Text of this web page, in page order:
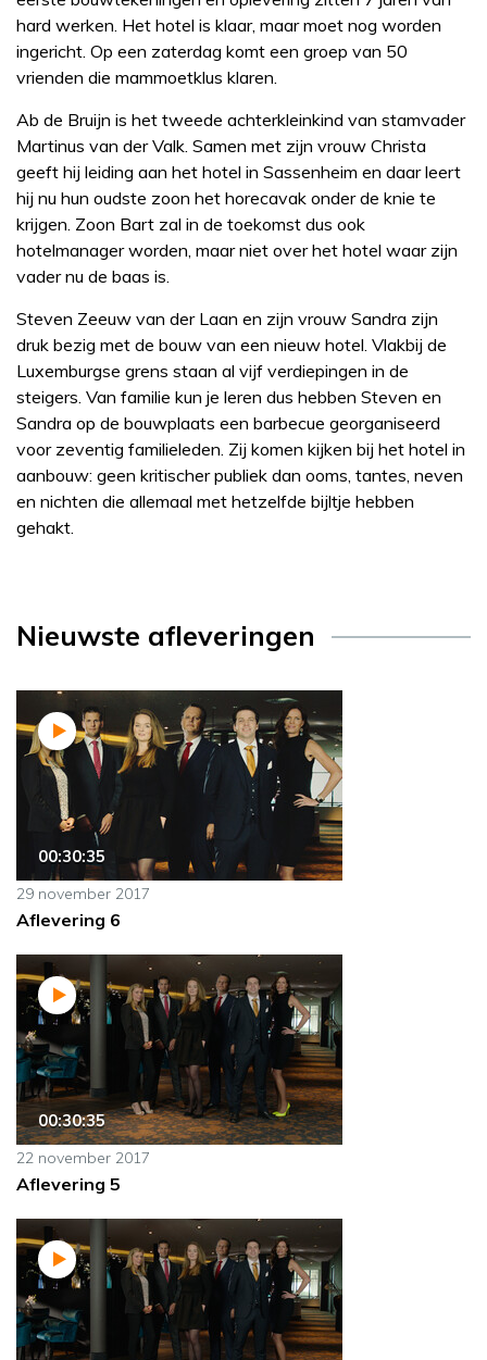
hard werken. Het hotel is klaar, maar moet nog worden
ingericht. Op een zaterdag komt een groep van 50
vrienden die mammoetklus klaren.
Ab de Bruijn is het tweede achterkleinkind van stamvader
Martinus van der Valk. Samen met zijn vrouw Christa
geeft hij leiding aan het hotel in Sassenheim en daar leert
hij nu hun oudste zoon het horecavak onder de knie te
krijgen. Zoon Bart zal in de toekomst dus ook
hotelmanager worden, maar niet over het hotel waar zijn
vader nu de baas is.
Steven Zeeuw van der Laan en zijn vrouw Sandra zijn
druk bezig met de bouw van een nieuw hotel. Vlakbij de
Luxemburgse grens staan al vijf verdiepingen in de
steigers. Van familie kun je leren dus hebben Steven en
Sandra op de bouwplaats een barbecue georganiseerd
voor zeventig familieleden. Zij komen kijken bij het hotel in
aanbouw: geen kritischer publiek dan ooms, tantes, neven
en nichten die allemaal met hetzelfde bijltje hebben
gehakt.
Nieuwste afleveringen
00:30:35
29 november 2017
Aflevering 6
00:30:35
22 november 2017
Aflevering 5